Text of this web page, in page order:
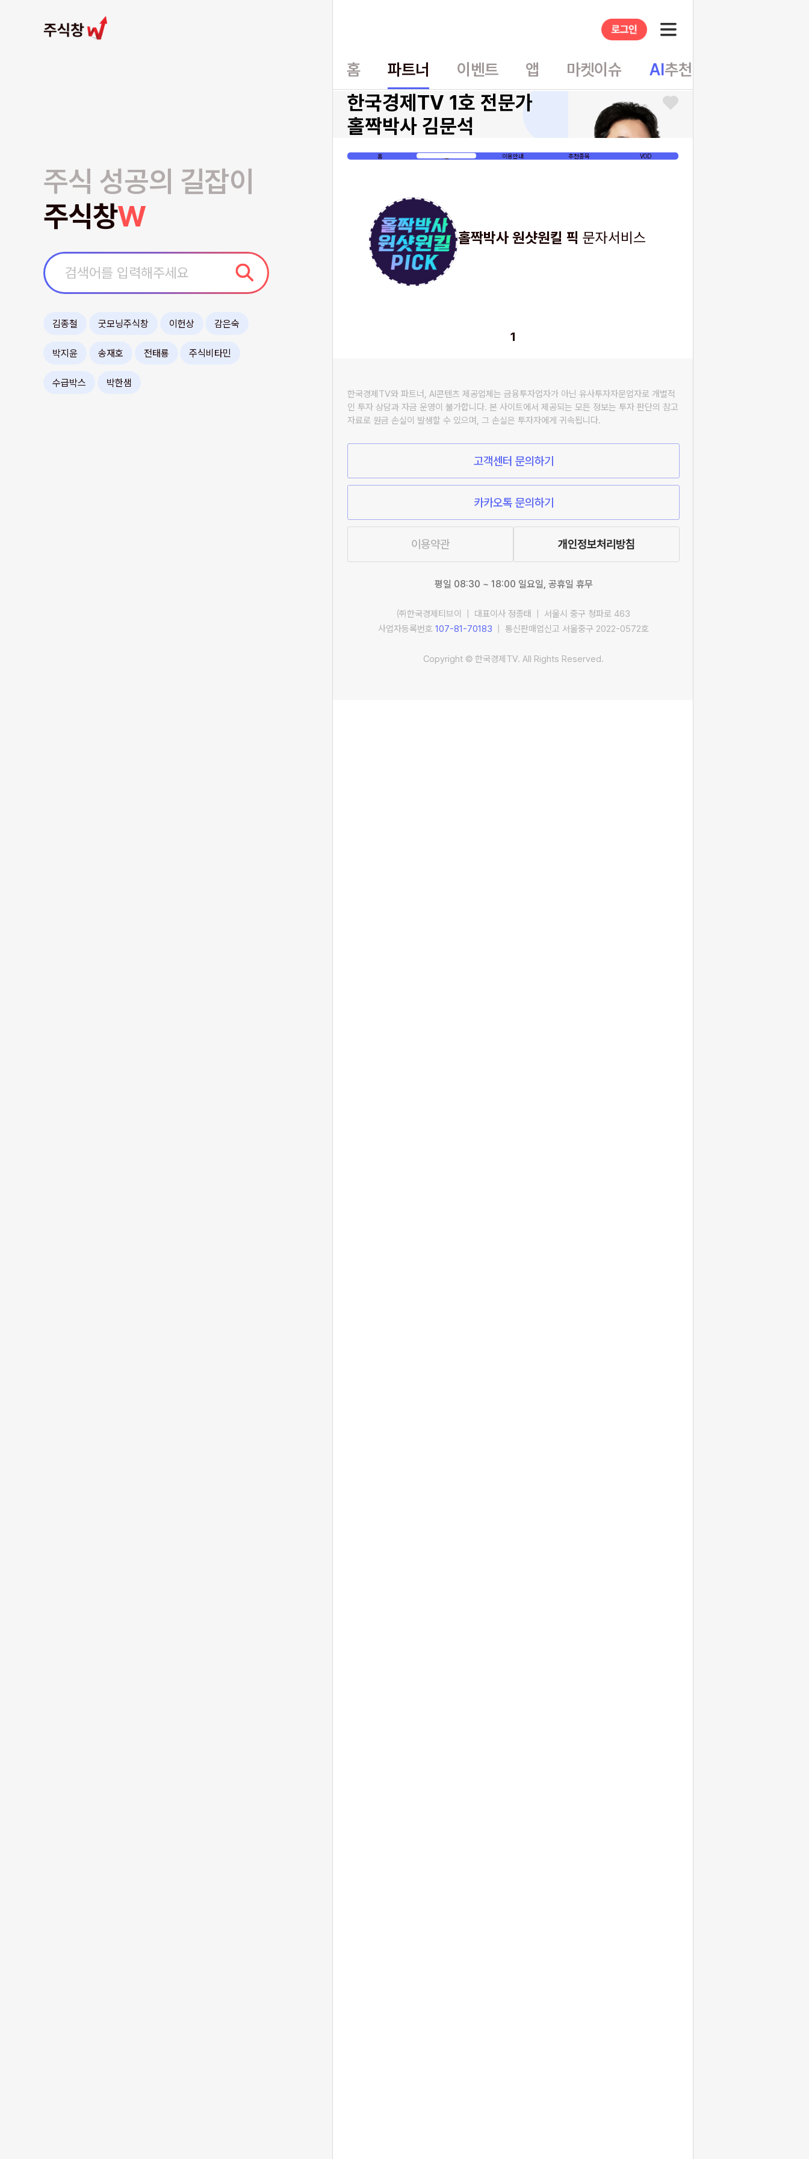
주식 성공의 길잡이
주식창W
김종철 굿모닝주식창 이헌상 감은숙
박지윤 송재호 전태룡 주식비타민
수급박스 박한샘
홈 파트너 이벤트 앱 마켓이슈 AI추천
한국경제TV 1호 전문가
홀짝박사 김문석
홈 이용안내 추천종목 VOD
홀짝박사 원샷원킬 픽 문자서비스
1
한국경제TV와 파트너, AI콘텐츠 제공업체는 금융투자업자가 아닌 유사투자자문업자로 개별적
인 투자 상담과 자금 운영이 불가합니다. 본 사이트에서 제공되는 모든 정보는 투자 판단의 참고
자료로 원금 손실이 발생할 수 있으며, 그 손실은 투자자에게 귀속됩니다.
고객센터 문의하기
카카오톡 문의하기
이용약관 개인정보처리방침
평일 08:30 ~ 18:00 일요일, 공휴일 휴무
㈜한국경제티브이 | 대표이사 정종태 | 서울시 중구 청파로 463
사업자등록번호 107-81-70183 | 통신판매업신고 서울중구 2022-0572호
Copyright © 한국경제TV. All Rights Reserved.